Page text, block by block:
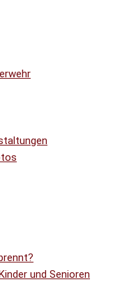
und Senioren